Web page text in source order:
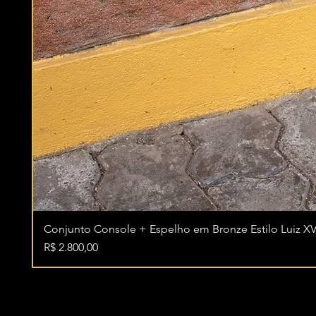
Conjunto Console + Espelho em Bronze Estilo Luiz
Preço
R$ 2.800,00